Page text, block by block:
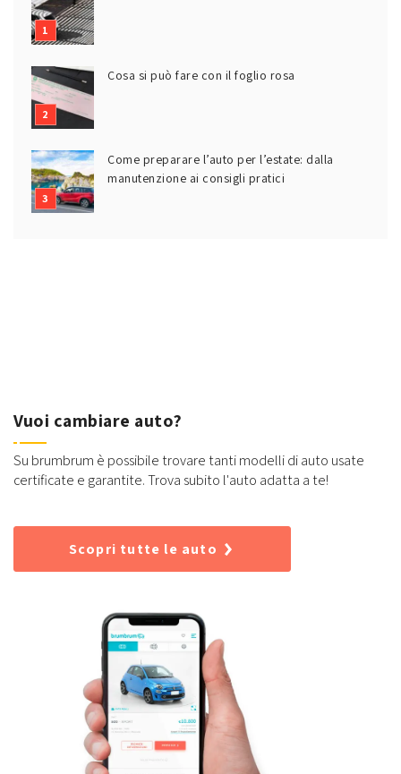
Cosa si può fare con il foglio rosa
Come preparare l’auto per l’estate: dalla
manutenzione ai consigli pratici
Vuoi cambiare auto?
Su brumbrum è possibile trovare tanti modelli di auto usate
certificate e garantite. Trova subito l'auto adatta a te!
Scopri tutte le auto